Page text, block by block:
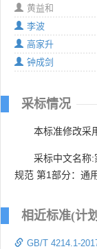
黄益和
李波
高家升
钟成剑
采标情况
本标准修改采
采标中文名称
规范 第1部分：通
相近标准(计
GB/T 4214.1-